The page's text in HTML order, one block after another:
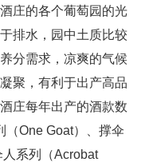
庄的各个葡萄园的光
排水，园中土质比较
分需求，凉爽的气候
聚，有利于出产高品
每年出产的酒款数
（One Goat）、撑伞
系列（Acrobat